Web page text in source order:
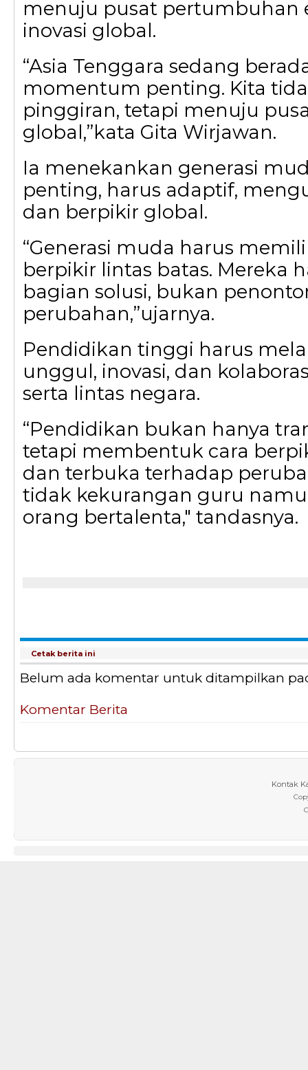
menuju pusat pertumbuhan
inovasi global.
“Asia Tenggara sedang
momentum penting. Kita
pinggiran, tetapi menuju
global,”kata Gita Wirjawan.
Ia menekankan generasi
penting, harus adaptif,
dan berpikir global.
“Generasi muda harus
berpikir lintas batas. Mereka
bagian solusi, bukan
perubahan,”ujarnya.
Pendidikan tinggi harus
unggul, inovasi, dan
serta lintas negara.
“Pendidikan bukan hanya
tetapi membentuk cara
dan terbuka terhadap
tidak kekurangan guru
orang bertalenta," tandasnya.
Cetak berita ini
Belum ada komentar untuk ditampilkan
Komentar Berita
Kontak